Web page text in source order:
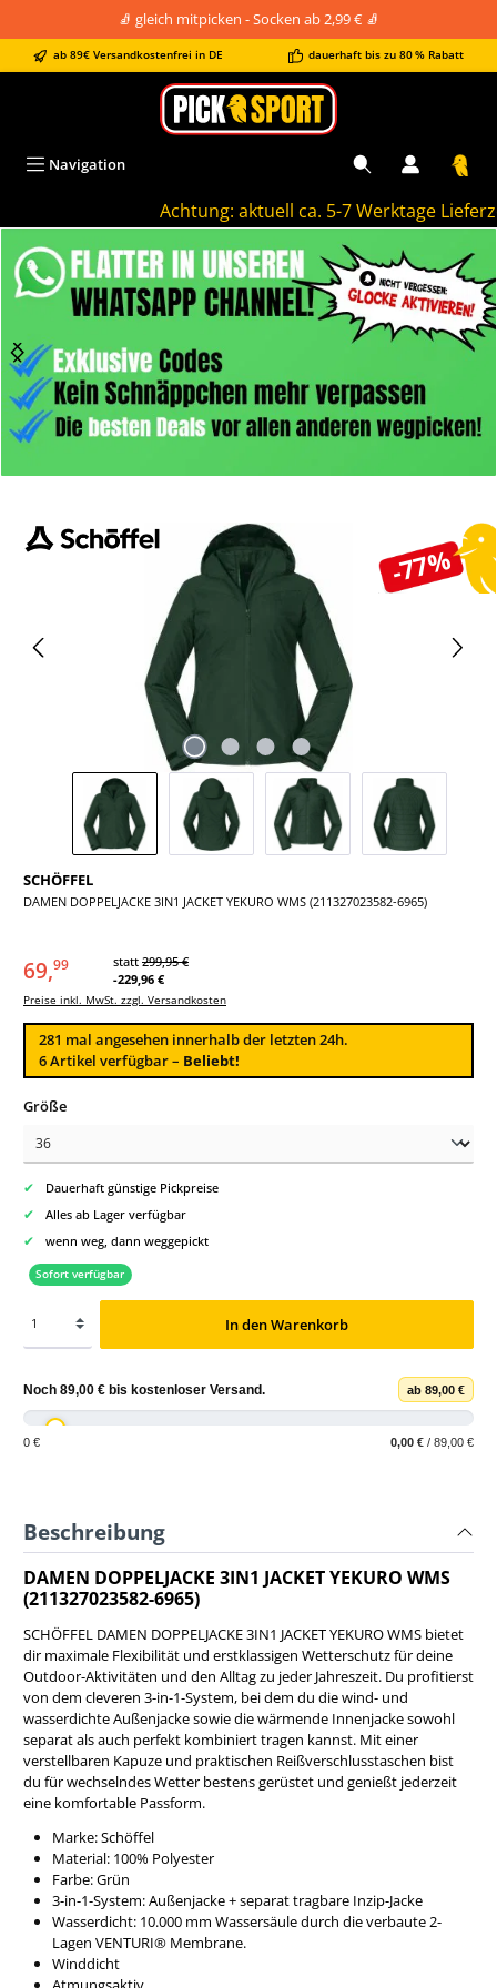
🧦 gleich mitpicken - Socken ab 2,99 € 🧦
ab 89€ Versandkostenfrei in DE dauerhaft bis zu 80 % Rabatt
Achtung: aktuell ca. 5-7 Werktage Lieferzeit!
Navigation
-77%
Bildergalerie überspringen
SCHÖFFEL
DAMEN DOPPELJACKE 3IN1 JACKET YEKURO WMS (211327023582-6965)
69,99 statt 299,95 €
-229,96 €
Preise inkl. MwSt. zzgl. Versandkosten
281 mal angesehen innerhalb der letzten 24h.
6 Artikel verfügbar – Beliebt!
Größeauswählen
✔ Dauerhaft günstige Pickpreise
✔ Alles ab Lager verfügbar
✔ wenn weg, dann weggepickt
Sofort verfügbar
In den Warenkorb
Noch 89,00 € bis kostenloser Versand. ab 89,00 €
0 € 0,00 € / 89,00 €
Beschreibung
DAMEN DOPPELJACKE 3IN1 JACKET YEKURO WMS
(211327023582-6965)
SCHÖFFEL DAMEN DOPPELJACKE 3IN1 JACKET YEKURO WMS bietet
dir maximale Flexibilität und erstklassigen Wetterschutz für deine
Outdoor-Aktivitäten und den Alltag zu jeder Jahreszeit. Du profitierst
von dem cleveren 3-in-1-System, bei dem du die wind- und
wasserdichte Außenjacke sowie die wärmende Innenjacke sowohl
separat als auch perfekt kombiniert tragen kannst. Mit einer
verstellbaren Kapuze und praktischen Reißverschlusstaschen bist
du für wechselndes Wetter bestens gerüstet und genießt jederzeit
eine komfortable Passform.
Marke: Schöffel
Material: 100% Polyester
Farbe: Grün
3-in-1-System: Außenjacke + separat tragbare Inzip-Jacke
Wasserdicht: 10.000 mm Wassersäule durch die verbaute 2-
Lagen VENTURI® Membrane.
Winddicht